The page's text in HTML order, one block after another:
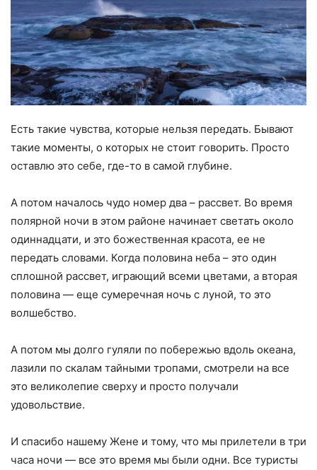
Есть такие чувства, которые нельзя передать. Бывают
такие моменты, о которых не стоит говорить. Просто
оставлю это себе, где-то в самой глубине.
А потом началось чудо номер два – рассвет. Во время
полярной ночи в этом районе начинает светать около
одиннадцати, и это божественная красота, ее не
передать словами. Когда половина неба – это один
сплошной рассвет, играющий всеми цветами, а вторая
половина — еще сумеречная ночь с луной, то это
волшебство.
А потом мы долго гуляли по побережью вдоль океана,
лазили по скалам тайными тропами, смотрели на все
это великолепие сверху и просто получали
удовольствие.
И спасибо нашему Жене и тому, что мы прилетели в три
часа ночи — все это время мы были одни. Все туристы